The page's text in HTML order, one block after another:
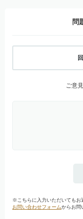
問
ご意
※こちらに入力いただいてもお
お問い合わせフォームからお問